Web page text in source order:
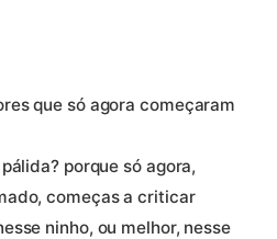
que só agora começaram
porque só agora,
começas a criticar
ninho, ou melhor, nesse